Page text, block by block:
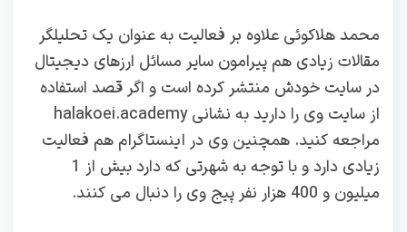
محمد هلاکوئی علاوه بر فعالیت به عنوان یک تحلیلگر
مقالات زیادی هم پیرامون سایر مسائل ارزهای دیجیتال
در سایت خودش منتشر کرده است و اگر قصد استفاده
از سایت وی را دارید به نشانی halakoei.academy
مراجعه کنید. همچنین وی در اینستاگرام هم فعالیت
زیادی دارد و با توجه به شهرتی که دارد بیش از 1
میلیون و 400 هزار نفر پیج وی را دنبال می کنند.